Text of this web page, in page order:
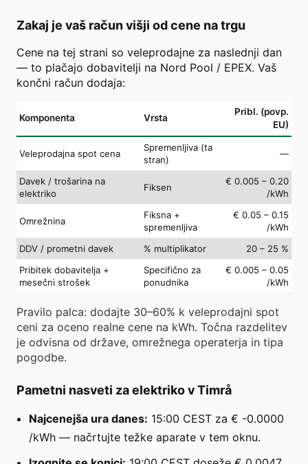
Zakaj je vaš račun višji od cene na trgu
Cene na tej strani so veleprodajne za naslednji dan
— to plačajo dobavitelji na Nord Pool / EPEX. Vaš
končni račun dodaja:
Komponenta Vrsta
Pribl. (povp.
EU)
Veleprodajna spot cena
Spremenljiva (ta
stran)
—
Davek / trošarina na
elektriko
Fiksen
€ 0.005 – 0.20
/kWh
Omrežnina
Fiksna +
spremenljiva
€ 0.05 – 0.15
/kWh
DDV / prometni davek
% multiplikator
20 – 25 %
Pribitek dobavitelja +
mesečni strošek
Specifično za
ponudnika
€ 0.005 – 0.05
/kWh
Pravilo palca: dodajte 30–60% k veleprodajni spot
ceni za oceno realne cene na kWh. Točna razdelitev
je odvisna od države, omrežnega operaterja in tipa
pogodbe.
Pametni nasveti za elektriko v Timrå
Najcenejša ura danes: 15:00 CEST za € -0.0000
/kWh — načrtujte težke aparate v tem oknu.